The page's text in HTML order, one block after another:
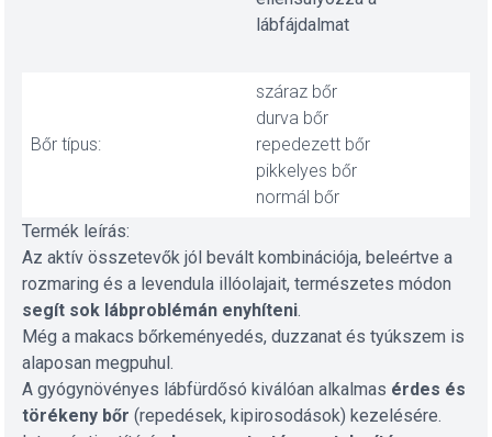
lábfájdalmat
Bőr típus:
száraz bőr
durva bőr
repedezett bőr
pikkelyes bőr
normál bőr
Termék leírás:
Az aktív összetevők jól bevált kombinációja, beleértve a
rozmaring és a levendula illóolajait, természetes módon
segít sok lábproblémán enyhíteni.
Még a makacs bőrkeményedés, duzzanat és tyúkszem is
alaposan megpuhul.
A gyógynövényes lábfürdősó kiválóan alkalmas érdes és
törékeny bőr (repedések, kipirosodások) kezelésére.